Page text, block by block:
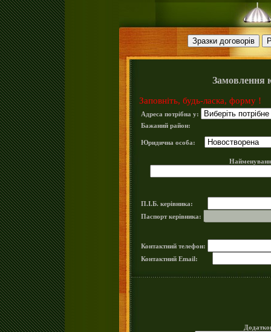
Замовлення
Заповніть, будь-ласка, форму !
Адреса потрібна у:
Бажаний район:
Юридична особа:
П.І.Б. керівника:
Паспорт керівника:
Контактний телефон:
Контактний Email: